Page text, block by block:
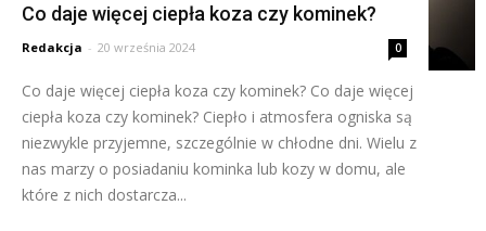
Co daje więcej ciepła koza czy kominek?
Redakcja - 20 września 2024 0
Co daje więcej ciepła koza czy kominek? Co daje więcej
ciepła koza czy kominek? Ciepło i atmosfera ogniska są
niezwykle przyjemne, szczególnie w chłodne dni. Wielu z
nas marzy o posiadaniu kominka lub kozy w domu, ale
które z nich dostarcza...